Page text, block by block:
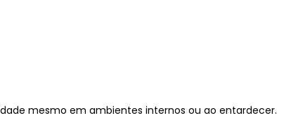
mesmo em ambientes internos ou ao entardecer.